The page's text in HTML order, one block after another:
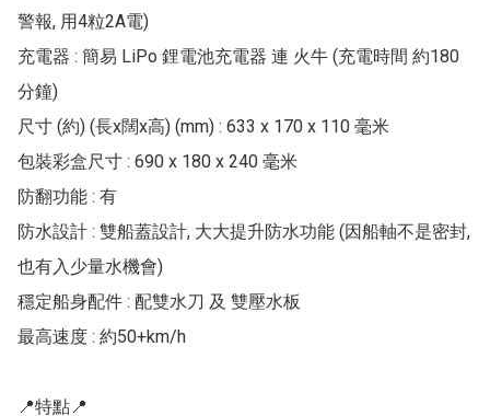
警報, 用4粒2A電)
充電器 : 簡易 LiPo 鋰電池充電器 連 火牛 (充電時間 約180
分鐘)
尺寸 (約) (長x闊x高) (mm) : 633 x 170 x 110 毫米
包裝彩盒尺寸 : 690 x 180 x 240 毫米
防翻功能 : 有
防水設計 : 雙船蓋設計, 大大提升防水功能 (因船軸不是密封,
也有入少量水機會)
穩定船身配件 : 配雙水刀 及 雙壓水板
最高速度 : 約50+km/h
📍特點📍